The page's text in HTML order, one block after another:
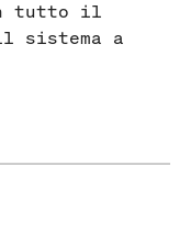
tutto il
sistema a